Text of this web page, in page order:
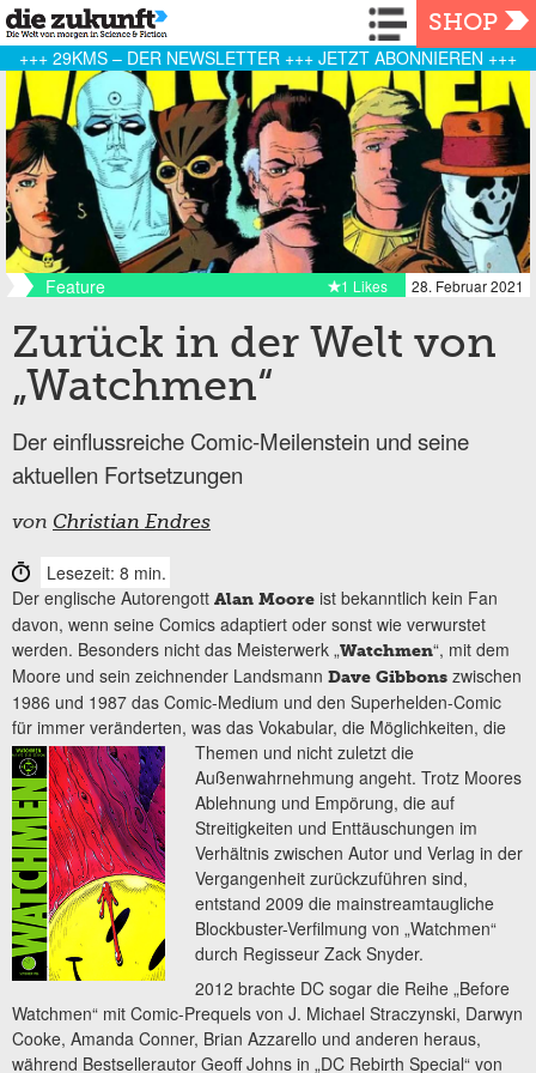
Navigation
SHOP
+++ 29KMS – DER NEWSLETTER +++ JETZT ABONNIEREN +++
Feature 28. Februar 2021
1 Likes
Zurück in der Welt von
„Watchmen“
Der einflussreiche Comic-Meilenstein und seine
aktuellen Fortsetzungen
von Christian Endres
Lesezeit: 8 min.
Der englische Autorengott Alan Moore ist bekanntlich kein Fan
davon, wenn seine Comics adaptiert oder sonst wie verwurstet
werden. Besonders nicht das Meisterwerk „Watchmen“, mit dem
Moore und sein zeichnender Landsmann Dave Gibbons zwischen
1986 und 1987 das Comic-Medium und den Superhelden-Comic
für immer veränderten, was das Vokabular, die Möglichkeiten, die
Themen und nichtzuletzt die
Außenwahrnehmung angeht. Trotz Moores
Ablehnung und Empörung, die auf
Streitigkeiten und Enttäuschungen im
Verhältnis zwischen Autor und Verlag in der
Vergangenheit zurückzuführen sind,
entstand 2009 die mainstreamtaugliche
Blockbuster-Verfilmung von „Watchmen“
durch Regisseur Zack Snyder.
2012 brachte DC sogar die Reihe „Before
Watchmen“ mit Comic-Prequels von J. Michael Straczynski, Darwyn
Cooke, Amanda Conner, Brian Azzarello und anderen heraus,
während Bestsellerautor Geoff Johns in „DC Rebirth Special“ von